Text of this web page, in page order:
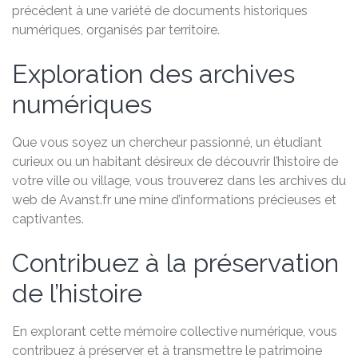
précédent à une variété de documents historiques
numériques, organisés par territoire.
Exploration des archives
numériques
Que vous soyez un chercheur passionné, un étudiant
curieux ou un habitant désireux de découvrir l’histoire de
votre ville ou village, vous trouverez dans les archives du
web de Avanst.fr une mine d’informations précieuses et
captivantes.
Contribuez à la préservation
de l’histoire
En explorant cette mémoire collective numérique, vous
contribuez à préserver et à transmettre le patrimoine